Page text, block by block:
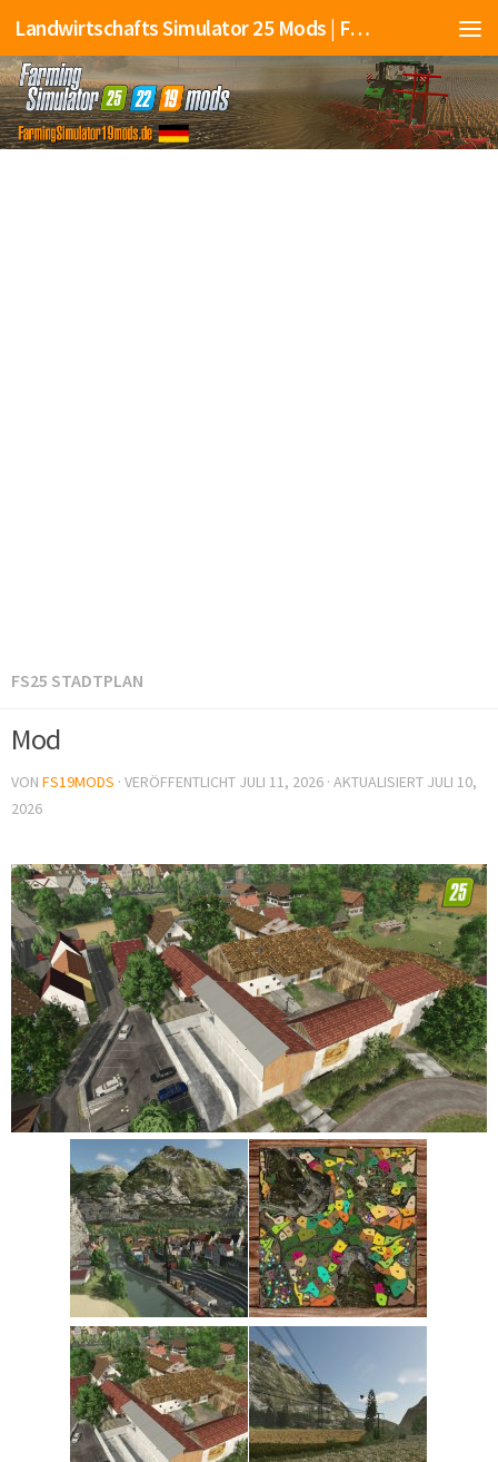
Landwirtschafts Simulator 25 Mods | Farming Simulator 25 Mods | FS25 Mods
FS25 STADTPLAN
Mod
VON FS19MODS · VERÖFFENTLICHT JULI 11, 2026 · AKTUALISIERT JULI 10,
2026